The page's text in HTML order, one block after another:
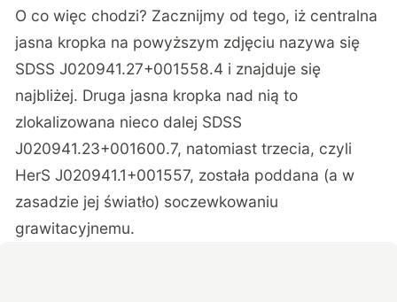
O co więc chodzi? Zacznijmy od tego, iż centralna
jasna kropka na powyższym zdjęciu nazywa się
SDSS J020941.27+001558.4 i znajduje się
najbliżej. Druga jasna kropka nad nią to
zlokalizowana nieco dalej SDSS
J020941.23+001600.7, natomiast trzecia, czyli
HerS J020941.1+001557, została poddana (a w
zasadzie jej światło) soczewkowaniu
grawitacyjnemu.